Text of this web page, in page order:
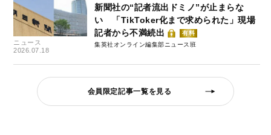
ニュース
2026.07.18
新聞社の“記者流出ドミノ”が止まらな
い 「TikToker化まで求められた」現場
記者から不満続出
有料
集英社オンライン編集部ニュース班
会員限定記事一覧を見る